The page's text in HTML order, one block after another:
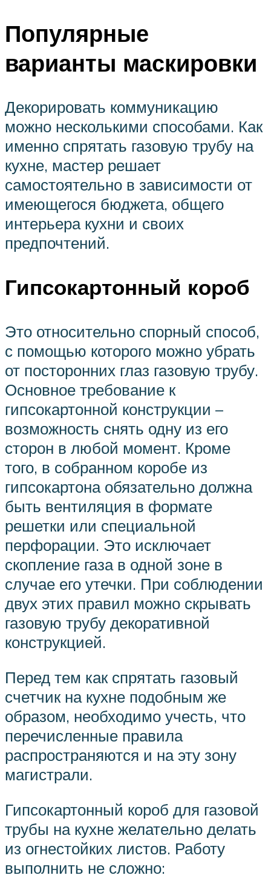
Популярные
варианты маскировки
Декорировать коммуникацию
можно несколькими способами. Как
именно спрятать газовую трубу на
кухне, мастер решает
самостоятельно в зависимости от
имеющегося бюджета, общего
интерьера кухни и своих
предпочтений.
Гипсокартонный короб
Это относительно спорный способ,
с помощью которого можно убрать
от посторонних глаз газовую трубу.
Основное требование к
гипсокартонной конструкции –
возможность снять одну из его
сторон в любой момент. Кроме
того, в собранном коробе из
гипсокартона обязательно должна
быть вентиляция в формате
решетки или специальной
перфорации. Это исключает
скопление газа в одной зоне в
случае его утечки. При соблюдении
двух этих правил можно скрывать
газовую трубу декоративной
конструкцией.
Перед тем как спрятать газовый
счетчик на кухне подобным же
образом, необходимо учесть, что
перечисленные правила
распространяются и на эту зону
магистрали.
Гипсокартонный короб для газовой
трубы на кухне желательно делать
из огнестойких листов. Работу
выполнить не сложно: